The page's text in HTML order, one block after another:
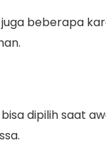
beberapa
dipilih saat